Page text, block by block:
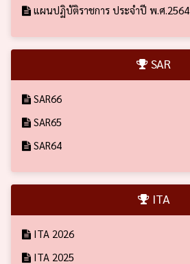
แผนปฏิบัติราชการ ประจำปี พ.ศ.2564
SAR
SAR66
SAR65
SAR64
ITA
ITA 2026
ITA 2025